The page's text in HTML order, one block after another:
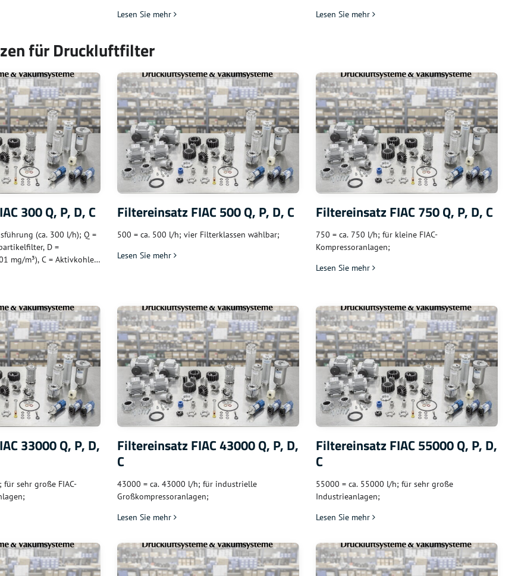
FIAC-Kompressoranlagen
Lesen Sie mehr
industrielle FIAC-Großkompressoranlagen mit
Lesen Sie mehr
für Druckluftfilter
300 Q, P, D, C
(ca. 300 l/h); Q =
D =
mg/m³), C = Aktivkohle
Filtereinsatz FIAC 500 Q, P, D, C
500 = ca. 500 l/h; vier Filterklassen wählbar;
Lesen Sie mehr
Filtereinsatz FIAC 750 Q, P, D, C
750 = ca. 750 l/h; für kleine FIAC-
Kompressoranlagen;
Lesen Sie mehr
33000 Q, P, D,
sehr große FIAC-
Filtereinsatz FIAC 43000 Q, P, D,
C
43000 = ca. 43000 l/h; für industrielle
Großkompressoranlagen;
Lesen Sie mehr
Filtereinsatz FIAC 55000 Q, P, D,
C
55000 = ca. 55000 l/h; für sehr große
Industrieanlagen;
Lesen Sie mehr